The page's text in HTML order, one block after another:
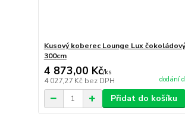
Kusový koberec Lounge Lux
300cm
4 873,00 Kč/ks
4 027,27 Kč bez DPH dodání
Přidat do košíku